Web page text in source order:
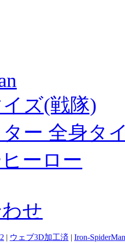
ズ(戦隊)
ー 全身タ
ーロー
せ
| ウェブ3D加工済 | Iron-SpiderMan